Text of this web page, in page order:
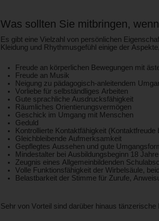
Was sollten Sie mitbringen,
Es gibt eine Vielzahl von persönlichen
Kleidung und Rhythmusgefühl einige der
Freude an körperlichen Bewegungen mit
Freude an Musik
Neigung zu pädagogisch-anleitendem
Vorliebe für selbständliges Arbeiten
Gute sprachliche Ausdrucksfähigkeit
Räumliches Orientierungsvermögen
Geschick im Umgang mit Menschen
Geduld
Kontrollierte Kontaktfähigkeit (Kontaktfreude
Gleichbleibende Aufmerksamkeit
Gepflegtes Aussehen und gute
Mindestalter bei Ausbildungsbeginn 18 Jahre
Zeugnis eines Allgemeinbildenden
Volle Funktionsfähigkeit der Wirbelsäule,
Belastbarkeit der Stimme für Zurufe,
Sehr von Vorteil sind darüber hinaus